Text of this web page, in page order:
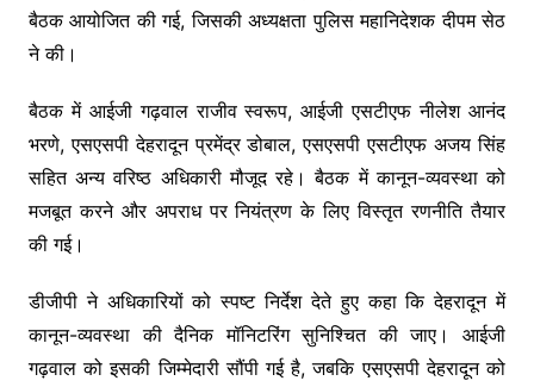
बैठक आयोजित की गई, जिसकी अध्यक्षता पुलिस महानिदेशक दीपम सेठ
ने की।
बैठक में आईजी गढ़वाल राजीव स्वरूप, आईजी एसटीएफ नीलेश आनंद
भरणे, एसएसपी देहरादून प्रमेंद्र डोबाल, एसएसपी एसटीएफ अजय सिंह
सहित अन्य वरिष्ठ अधिकारी मौजूद रहे। बैठक में कानून-व्यवस्था को
मजबूत करने और अपराध पर नियंत्रण के लिए विस्तृत रणनीति तैयार
की गई।
डीजीपी ने अधिकारियों को स्पष्ट निर्देश देते हुए कहा कि देहरादून में
कानून-व्यवस्था की दैनिक मॉनिटरिंग सुनिश्चित की जाए। आईजी
गढ़वाल को इसकी जिम्मेदारी सौंपी गई है, जबकि एसएसपी देहरादून को